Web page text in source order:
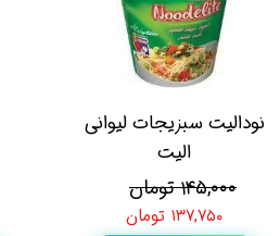
نودالیت سبزیجات لیوانی
الیت
۱۴۵,۰۰۰ تومان
۱۳۷,۷۵۰ تومان